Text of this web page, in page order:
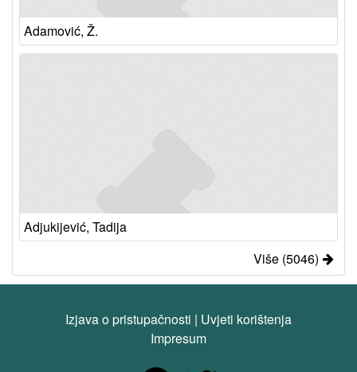
Adamović, Ž.
Adjukijević, Tadija
Više (5046)
Izjava o pristupačnosti | Uvjeti korištenja
Impresum